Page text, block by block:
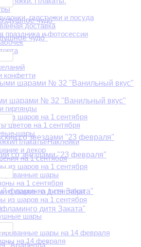
галстучки и посуда
доставка
праздника и фотосессии
конфетти
гирлянды
из шаров на 1 сентября
цветов на 1 сентября
шары
Плакаты/Наклейки
и декор
на 1 сентября
из шаров на 1 сентября
шары
на 1 сентября
из шаров на 1 сентября
из шаров на 1 сентября
шары
шары на 14 февраля
на 14 февраля
чудо"
шарами № 32 "Ванильный вкус"
со звездами "23 февраля"
дитя Заката"